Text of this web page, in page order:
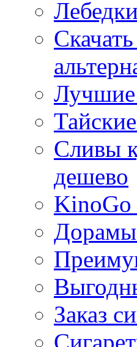
Лучшие
Сливы
дешево
KinoGo
Дорамы
Заказ